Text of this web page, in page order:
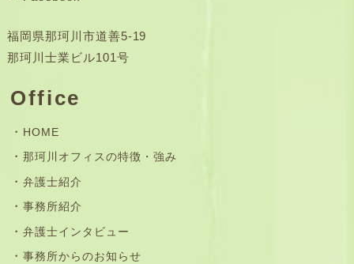
福岡県那珂川市道善5-19
那珂川士業ビル101号
Office
HOME
那珂川オフィスの特徴・強み
弁護士紹介
事務所紹介
弁護士インタビュー
事務所からのお知らせ